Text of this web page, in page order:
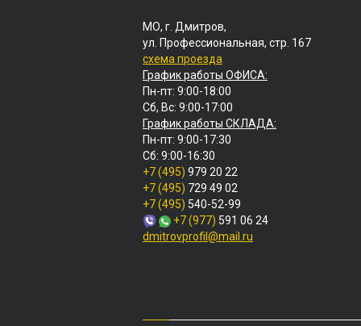
МО, г. Дмитров,
ул. Профессиональная, стр. 167
схема проезда
График работы ОФИСА:
Пн-пт: 9:00-18:00
Сб, Вс: 9:00-17:00
График работы СКЛАДА:
Пн-пт: 9:00-17:30
Сб: 9:00-16:30
+7 (495) 979 20 22
+7 (495) 729 49 02
+7 (495) 540-52-99
+7 (977) 591 06 24
dmitrovprofil@mail.ru